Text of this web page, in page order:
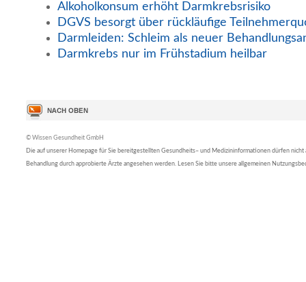
Alkoholkonsum erhöht Darmkrebsrisiko
DGVS besorgt über rückläufige
Darmleiden: Schleim als neuer
Darmkrebs nur im Frühstadium heilbar
© Wissen Gesundheit GmbH
Die auf unserer Homepage für Sie bereitgestellten Gesundheits– und Medizininformationen dürfen nicht
Behandlung durch approbierte Ärzte angesehen werden. Lesen Sie bitte unsere allgemeinen